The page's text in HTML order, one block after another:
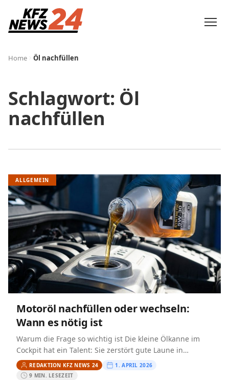
Home Öl nachfüllen
Schlagwort: Öl
nachfüllen
ALLGEMEIN
Motoröl nachfüllen oder wechseln:
Wann es nötig ist
Warum die Frage so wichtig ist Die kleine Ölkanne im
Cockpit hat ein Talent: Sie zerstört gute Laune in
Sekunden. Eben lief der Motor unauffällig,…
REDAKTION KFZ NEWS 24
1. APRIL 2026
9 MIN. LESEZEIT